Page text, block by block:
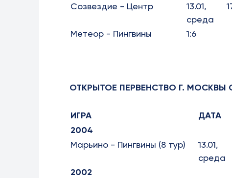
Созвездие - Центр
13.01,
среда
Метеор - Пингвины 1:6
ОТКРЫТОЕ ПЕРВЕНСТВО Г.
ИГРА ДАТА
2004
Марьино - Пингвины (8 тур)
13.01,
среда
2002